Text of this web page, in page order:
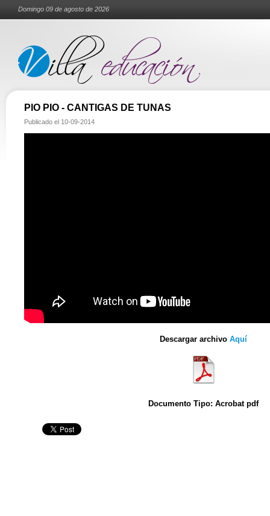
Domingo 09 de agosto de 2026
PIO PIO - CANTIGAS DE TUNAS
Publicado el 10-09-2014
Descargar archivo Aquí
Documento Tipo: Acrobat pdf